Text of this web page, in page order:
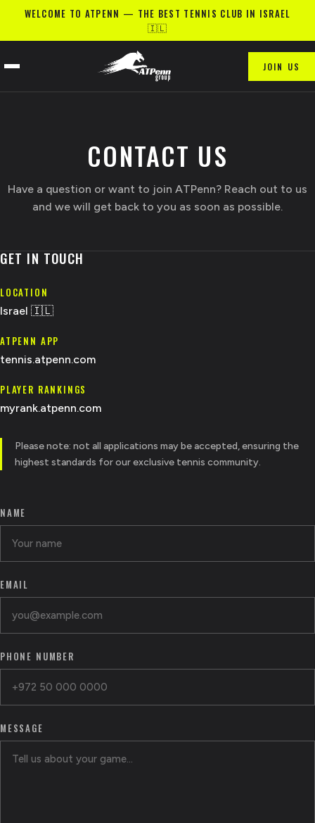
WELCOME TO ATPENN — THE BEST TENNIS CLUB IN ISRAEL
🇮🇱
JOIN US
CONTACT US
Have a question or want to join ATPenn? Reach out to us
and we will get back to you as soon as possible.
GET IN TOUCH
LOCATION
Israel 🇮🇱
ATPENN APP
tennis.atpenn.com
PLAYER RANKINGS
myrank.atpenn.com
Please note: not all applications may be accepted, ensuring the
highest standards for our exclusive tennis community.
NAME
EMAIL
PHONE NUMBER
MESSAGE